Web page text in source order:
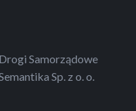
Samorządowe
Sp. z o. o.